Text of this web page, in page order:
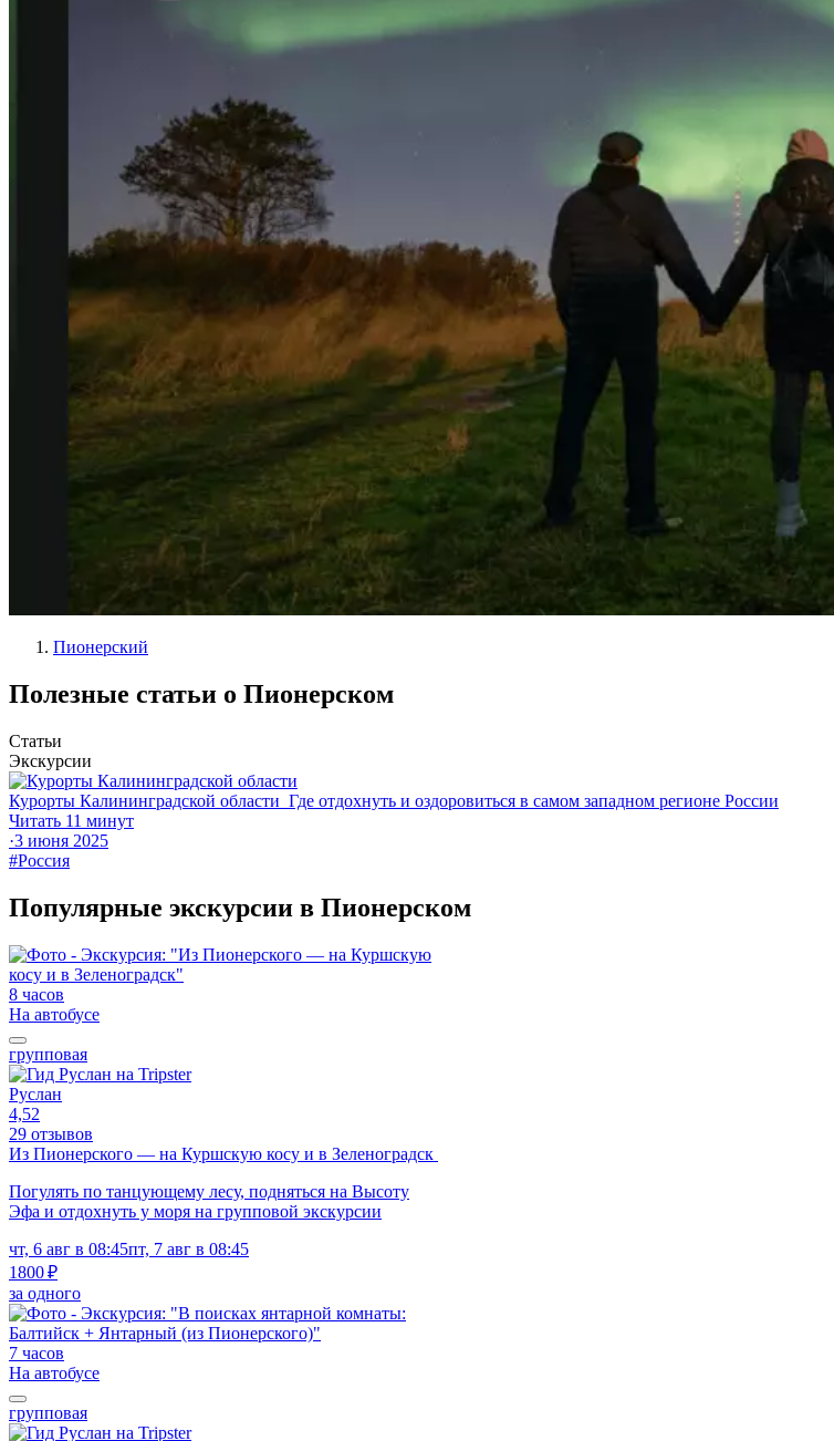
Пионерский
Полезные статьи о Пионерском
Статьи
Экскурсии
Курорты Калининградской области Где отдохнуть и оздоровиться в самом западном регионе России
Читать 11 минут
·3 июня 2025
#Россия
Популярные экскурсии в Пионерском
8 часов
На автобусе
групповая
Руслан
4,52
29 отзывов
Из Пионерского — на Куршскую косу и в Зеленоградск
Погулять по танцующему лесу, подняться на Высоту
Эфа и отдохнуть у моря на групповой экскурсии
чт, 6 авг в 08:45пт, 7 авг в 08:45
1800 ₽
за одного
7 часов
На автобусе
групповая